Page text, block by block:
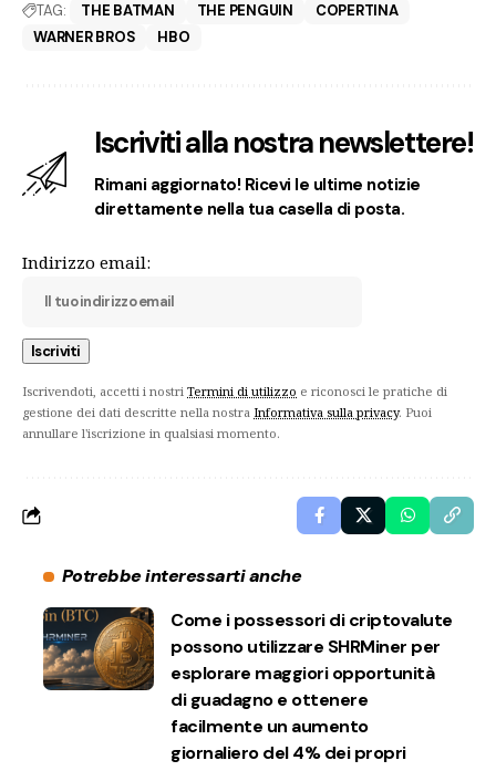
TAG: THE BATMAN THE PENGUIN
COPERTINA
WARNER BROS
HBO
Iscriviti alla nostra newslettere!
Rimani aggiornato! Ricevi le ultime notizie
direttamente nella tua casella di posta.
Indirizzo email:
Iscrivendoti, accetti i nostri Termini di utilizzo e riconosci le pratiche di
gestione dei dati descritte nella nostra Informativa sulla privacy. Puoi
annullare l'iscrizione in qualsiasi momento.
Potrebbe interessarti anche
Come i possessori di criptovalute
possono utilizzare SHRMiner per
esplorare maggiori opportunità
di guadagno e ottenere
facilmente un aumento
giornaliero del 4% dei propri